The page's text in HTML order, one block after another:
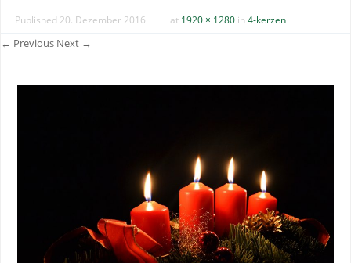
Published 20. Dezember 2016 at 1920 × 1280 in 4-kerzen
← Previous Next →